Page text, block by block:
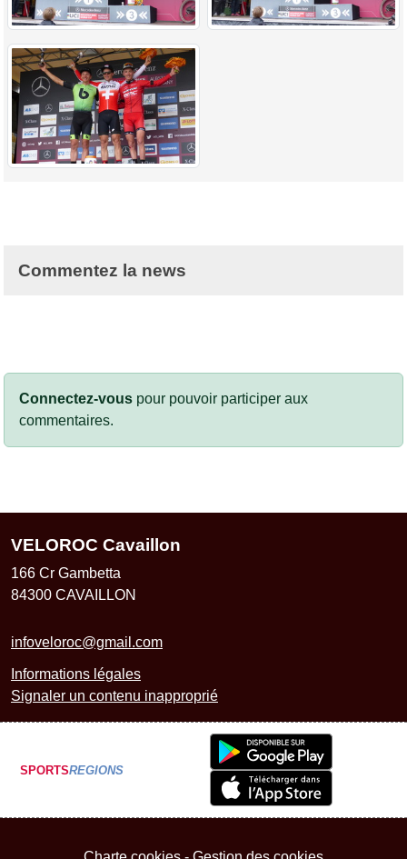
Commentez la news
Connectez-vous pour pouvoir participer aux
commentaires.
VELOROC Cavaillon
166 Cr Gambetta
84300 CAVAILLON
infoveloroc@gmail.com
Informations légales
Signaler un contenu inapproprié
SPORTSREGIONS